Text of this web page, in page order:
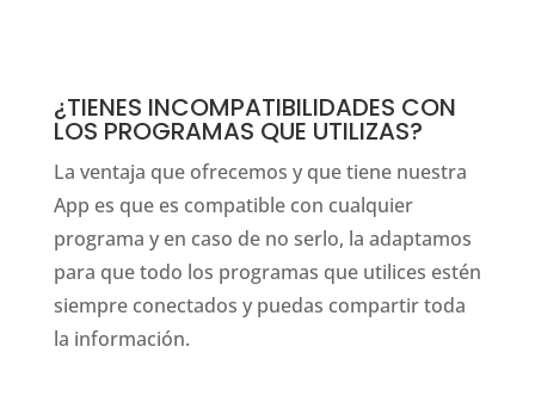
¿TIENES INCOMPATIBILIDADES CON
LOS PROGRAMAS QUE UTILIZAS?
La ventaja que ofrecemos y que tiene nuestra
App es que es compatible con cualquier
programa y en caso de no serlo, la adaptamos
para que todo los programas que utilices estén
siempre conectados y puedas compartir toda
la información.